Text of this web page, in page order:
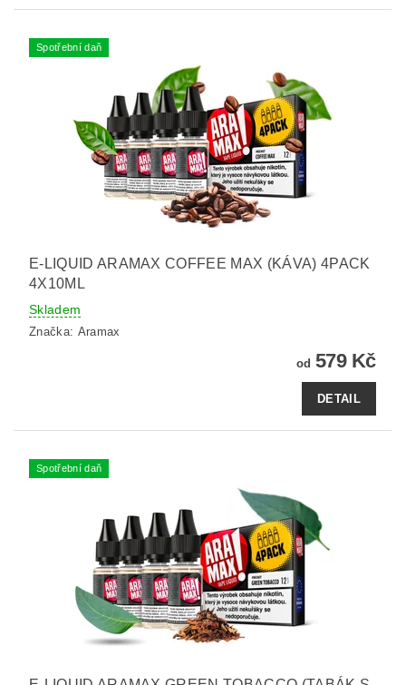
Spotřební daň
E-LIQUID ARAMAX COFFEE MAX (KÁVA) 4PACK
4X10ML
Skladem
Značka: Aramax
od 579 Kč
DETAIL
Spotřební daň